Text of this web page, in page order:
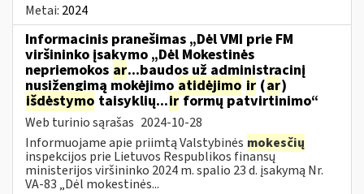
Metai: 2024
Informacinis pranešimas „Dėl VMI prie FM
viršininko įsakymo „Dėl Mokestinės
nepriemokos ar...baudos už administracinį
nusižengimą mokėjimo atidėjimo ir (ar)
išdėstymo taisyklių...irformų patvirtinimo“
Web turinio sąrašas 2024-10-28
Informuojame apie priimtą Valstybinės mokesčių
inspekcijos prie Lietuvos Respublikos finansų
ministerijos viršininko 2024 m. spalio 23 d. įsakymą Nr.
VA-83 „Dėl mokestinės...